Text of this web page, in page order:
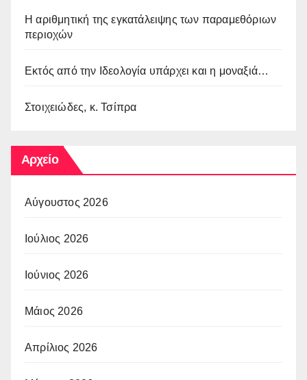
Η αριθμητική της εγκατάλειψης των παραμεθόριων
περιοχών
Εκτός από την Ιδεολογία υπάρχει και η μοναξιά…
Στοιχειώδες, κ. Τσίπρα
Αρχείο
Αύγουστος 2026
Ιούλιος 2026
Ιούνιος 2026
Μάιος 2026
Απρίλιος 2026